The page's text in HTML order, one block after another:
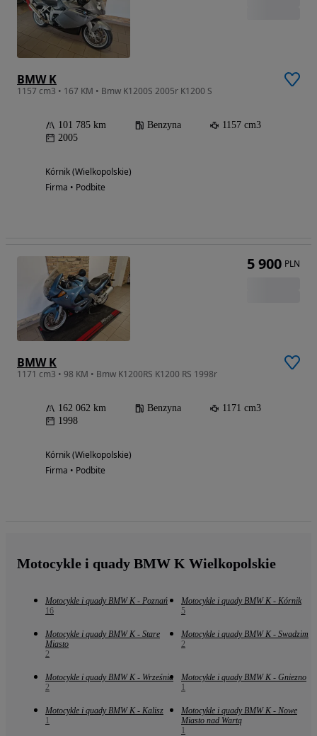
BMW K
1157 cm3 • 167 KM • Bmw K1200S 2005r K1200 S
101 785 km Benzyna
1157 cm3
2005
Kórnik (Wielkopolskie)
Firma • Podbite
BMW K
1171 cm3 • 98 KM • Bmw K1200RS K1200 RS 1998r
162 062 km Benzyna
1171 cm3
1998
Kórnik (Wielkopolskie)
Firma • Podbite
5 900 PLN
Motocykle i quady BMW K Wielkopolskie
Motocykle i quady BMW K - Poznań
16
Motocykle i quady BMW K - Kórnik
5
Motocykle i quady BMW K - Stare
Miasto
2
Motocykle i quady BMW K - Swadzim
2
Motocykle i quady BMW K - Września
2
Motocykle i quady BMW K - Gniezno
1
Motocykle i quady BMW K - Kalisz
1
Motocykle i quady BMW K - Nowe
Miasto nad Wartą
1